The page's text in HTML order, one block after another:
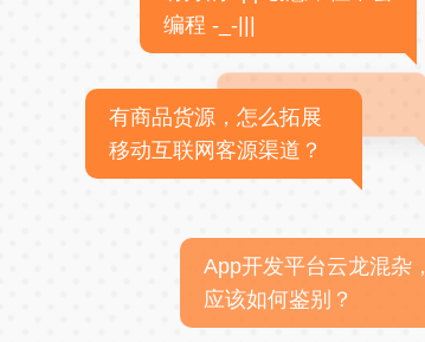
编程 -_-|||
有商品货源，怎么拓展
移动互联网客源渠道？
App开发平台云龙混杂，
应该如何鉴别？